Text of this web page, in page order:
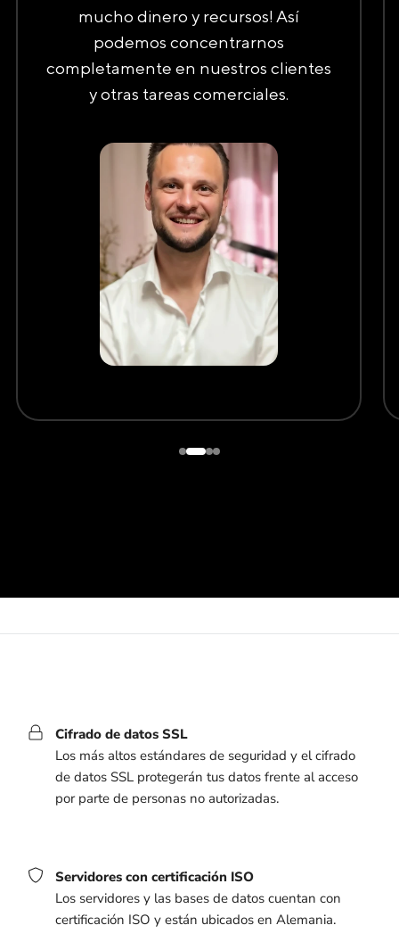
mucho dinero y recursos! Así
podemos concentrarnos
completamente en nuestros clientes
y otras tareas comerciales.
Cifrado de datos SSL
Los más altos estándares de seguridad y el cifrado
de datos SSL protegerán tus datos frente al acceso
por parte de personas no autorizadas.
Servidores con certificación ISO
Los servidores y las bases de datos cuentan con
certificación ISO y están ubicados en Alemania.